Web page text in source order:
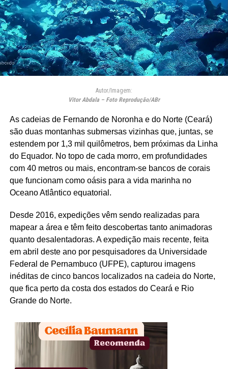
Autor/Imagem:
Vitor Abdala – Foto Reprodução/ABr
As cadeias de Fernando de Noronha e do Norte (Ceará)
são duas montanhas submersas vizinhas que, juntas, se
estendem por 1,3 mil quilômetros, bem próximas da Linha
do Equador. No topo de cada morro, em profundidades
com 40 metros ou mais, encontram-se bancos de corais
que funcionam como oásis para a vida marinha no
Oceano Atlântico equatorial.
Desde 2016, expedições vêm sendo realizadas para
mapear a área e têm feito descobertas tanto animadoras
quanto desalentadoras. A expedição mais recente, feita
em abril deste ano por pesquisadores da Universidade
Federal de Pernambuco (UFPE), capturou imagens
inéditas de cinco bancos localizados na cadeia do Norte,
que fica perto da costa dos estados do Ceará e Rio
Grande do Norte.